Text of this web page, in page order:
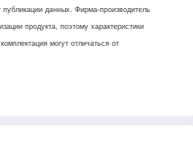
данных. Фирма-производитель
продукта, поэтому характеристики
могут отличаться от